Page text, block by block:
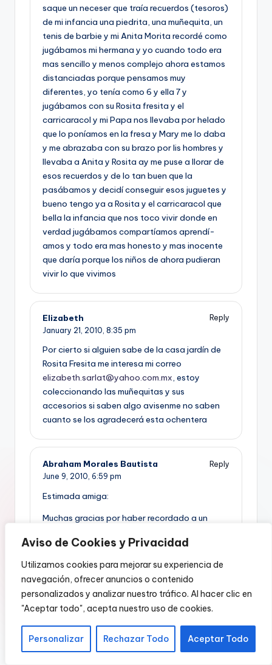
Aviso de Cookies y Privacidad
Utilizamos cookies para mejorar su experiencia de
navegación, ofrecer anuncios o contenido
personalizados y analizar nuestro tráfico. Al hacer clic en
"Aceptar todo", acepta nuestro uso de cookies.
Personalizar Rechazar Todo Aceptar Todo
saque un neceser que traí­a recuerdos (tesoros)
de mi infancia una piedrita, una muñequita, un
tenis de barbie y mi Anita Morita recordé como
jugábamos mi hermana y yo cuando todo era
mas sencillo y menos complejo ahora estamos
distanciadas porque pensamos muy
diferentes, yo tení­a como 6 y ella 7 y
jugábamos con su Rosita fresita y el
carricaracol y mi Papa nos llevaba por helado
que lo poní­amos en la fresa y Mary me lo daba
y me abrazaba con su brazo por lis hombres y
llevaba a Anita y Rosita ay me puse a llorar de
esos recuerdos y de lo tan buen que la
pasábamos y decidí­ conseguir esos juguetes y
bueno tengo ya a Rosita y el carricaracol que
bella la infancia que nos toco vivir donde en
verdad jugábamos compartí­amos aprendí­
amos y todo era mas honesto y mas inocente
que darí­a porque los niños de ahora pudieran
vivir lo que vivimos
Elizabeth
Reply
January 21, 2010, 8:35 pm
Por cierto si alguien sabe de la casa jardí­n de
Rosita Fresita me interesa mi correo
elizabeth.sarlat@yahoo.com.mx, estoy
coleccionando las muñequitas y sus
accesorios si saben algo avisenme no saben
cuanto se los agradecerá esta ochentera
Abraham Morales Bautista
Reply
June 9, 2010, 6:59 pm
Estimada amiga:
Muchas gracias por haber recordado a un
que fueron de los mas conocidos durante la
epoca de los 70 y los 80 en Mexico.
LiLi LEDY dejo de producir su afamada linea
poco tiempo previo a la navidad de 1985,
porque su propietario la declaro fiscalmente en
quiebra. Lo mismo le ocurrio a Juguetes
Plastimarx,otra cia. semejante a la Ledy que
tenia, entre varios productos, la licencia